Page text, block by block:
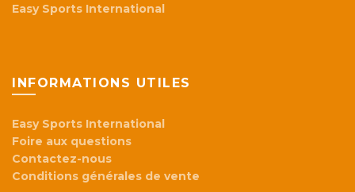
Easy Sports International
INFORMATIONS UTILES
Easy Sports International
Foire aux questions
Contactez-nous
Conditions générales de vente